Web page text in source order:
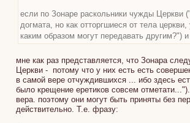
если по Зонаре раскольники чужды Церкви
догмата, но как отторгшиеся от тела
каким образом могут передавать
мне как раз представляется, что Зонара
Церкви - потому что у них есть есть
в самой вере отчуждившихся ... ибо здесь
было крещение еретиков совсем
вера. поэтому они могут быть приняты без
действительно. Т.е. фразу: